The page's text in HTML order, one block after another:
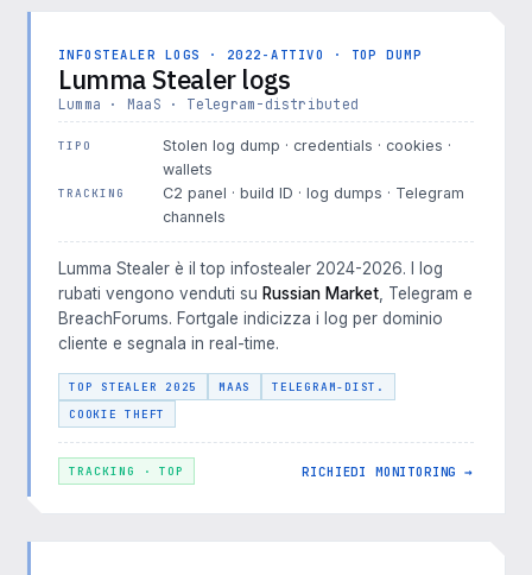
INFOSTEALER LOGS · 2022-ATTIVO · TOP DUMP
Lumma Stealer logs
Lumma · MaaS · Telegram-distributed
TIPO
Stolen log dump · credentials · cookies ·
wallets
TRACKING
C2 panel · build ID · log dumps · Telegram
channels
Lumma Stealer è il top infostealer 2024-2026. I log
rubati vengono venduti su Russian Market , Telegram e
BreachForums. Fortgale indicizza i log per dominio
cliente e segnala in real-time.
TOP STEALER 2025 MAAS
TELEGRAM-DIST.
COOKIE THEFT
TRACKING · TOP RICHIEDI MONITORING →